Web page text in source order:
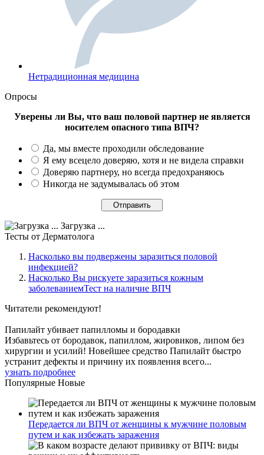
Нетрадиционная медицина
Опросы
Уверены ли Вы, что ваш половой партнер не является
носителем опасного типа ВПЧ?
Да, мы вместе проходили обследование
Я ему всецело доверяю, хотя и не видела справки
Доверяю партнеру, но всегда предохраняюсь
Никогда не задумывалась об этом
Загрузка ...
Тесты от Дерматолога
Насколько вы подвержены заразиться половой
инфекцией?
Насколько Вы рискуете заразиться кожным
заболеваниемТест на наличие ВПЧ
Читатели рекомендуют!
Папилайт убивает папилломы и бородавки
Избавьтесь от бородавок, папиллом, жировиков, липом без
хирургии и усилий! Новейшее средство Папилайт быстро
устранит дефекты и причину их появления всего...
узнать подробнее
Популярные Новые
Передается ли ВПЧ от женщины к мужчине половым
путем и как избежать заражения